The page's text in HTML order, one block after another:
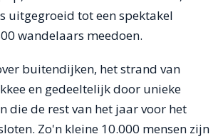
uitgegroeid tot een spektakel
wandelaars meedoen.
buitendijken, het strand van
en gedeeltelijk door unieke
die de rest van het jaar voor het
Zo'n kleine 10.000 mensen zijn